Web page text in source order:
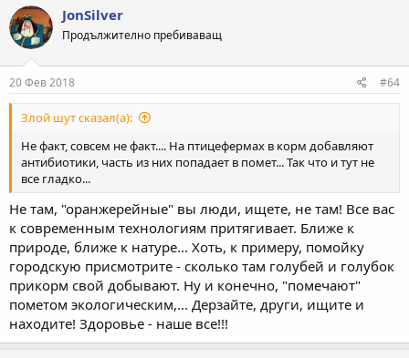
JonSilver
Продължително пребиваващ
20 Фев 2018 #64
Злой шут сказал(а):
Не факт, совсем не факт.... На птицефермах в корм добавляют
антибиотики, часть из них попадает в помет... Так что и тут не
все гладко...
Не там, "оранжерейные" вы люди, ищете, не там! Все вас
к современным технологиям притягивает. Ближе к
природе, ближе к натуре... Хоть, к примеру, помойку
городскую присмотрите - сколько там голубей и голубок
прикорм свой добывают. Ну и конечно, "помечают"
пометом экологическим,... Дерзайте, други, ищите и
находите! Здоровье - наше все!!!